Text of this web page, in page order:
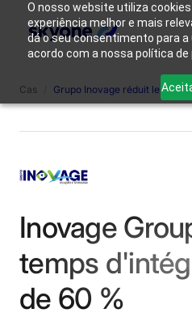
O nosso website utiliza
experiência melhor e mais
dá o seu consentimento para
acordo com a nossa política de
Produits
Pourquoi
Skyone ?
Solutions
Cas Grupo Inovage réduit le
Inovage
temps
de 60 %